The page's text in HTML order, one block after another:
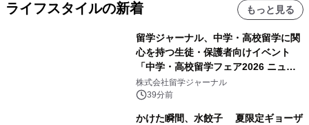
ライフスタイルの新着 もっと見る
留学ジャーナル、中学・高校留学に関
心を持つ生徒・保護者向けイベント
「中学・高校留学フェア2026 ニュー
ジーランド＆オーストラリア」を
9/12(土)に開催
株式会社留学ジャーナル
39分前
かけた瞬間、水餃子 夏限定ギョーザ